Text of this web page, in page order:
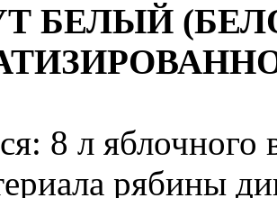
БЕЛЫЙ
8 л яблочного
рябины